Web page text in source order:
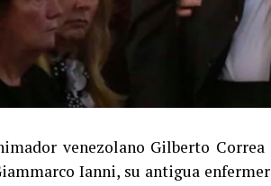
venezolano Gilberto
Ianni, su antigua